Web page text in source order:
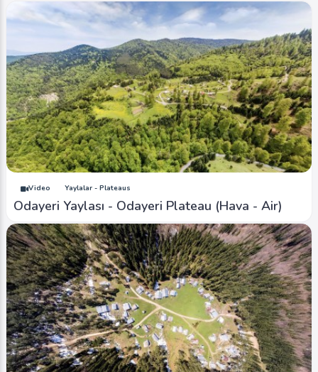
Video Yaylalar - Plateaus
Odayeri Yaylası - Odayeri Plateau (Hava - Air)